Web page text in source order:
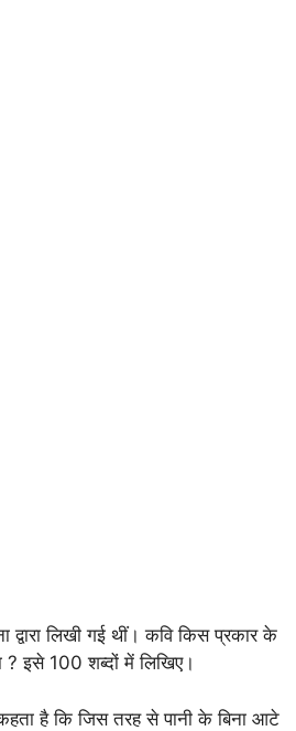
लिखी गई थीं। कवि किस प्रकार के
इसे 100 शब्दों में लिखिए।
है कि जिस तरह से पानी के बिना आटे